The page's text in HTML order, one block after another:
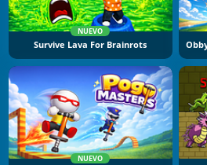
NUEVO
Survive Lava For Brainrots
NUEVO